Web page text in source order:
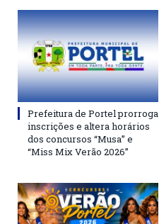
Prefeitura de Portel prorroga
inscrições e altera horários
dos concursos “Musa” e
“Miss Mix Verão 2026”